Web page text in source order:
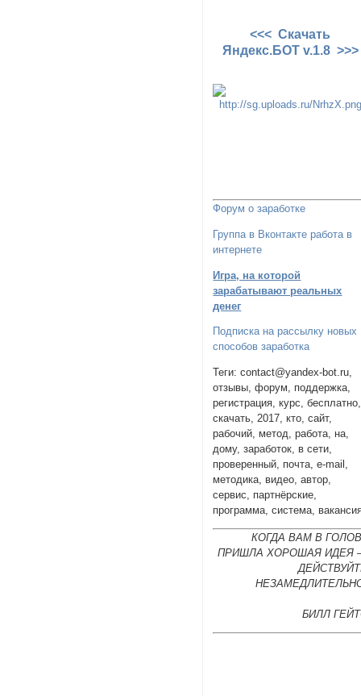
<<< Скачать
Яндекс.БОТ v.1.8 >>>
Форум о заработке
Группа в Вконтакте работа в
интернете
Игра, на которой
зарабатывают реальных
денег
Подписка на рассылку новых
способов заработка
Теги: contact@yandex-bot.ru,
отзывы, форум, поддержка,
регистрация, курс, бесплатно,
скачать, 2017, кто, сайт,
рабочий, метод, работа, на,
дому, заработок, в сети,
проверенный, почта, e-mail,
методика, видео, автор,
сервис, партнёрские,
программа, система,
КОГДА ВАМ В
ПРИШЛА ХОРОШАЯ ИДЕЯ
БИЛЛ